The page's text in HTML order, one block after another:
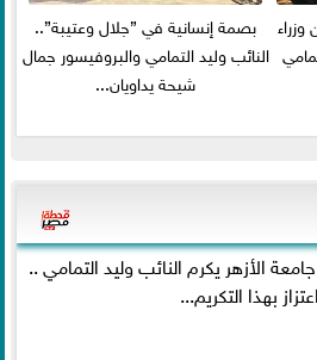
بصمة إنسانية في ”جلال وعتيبة”..
النائب وليد التمامي والبروفيسور جمال
شيحة يداويان...
الأزهر يكرم النائب وليد التمامي ..
بهذا التكريم...